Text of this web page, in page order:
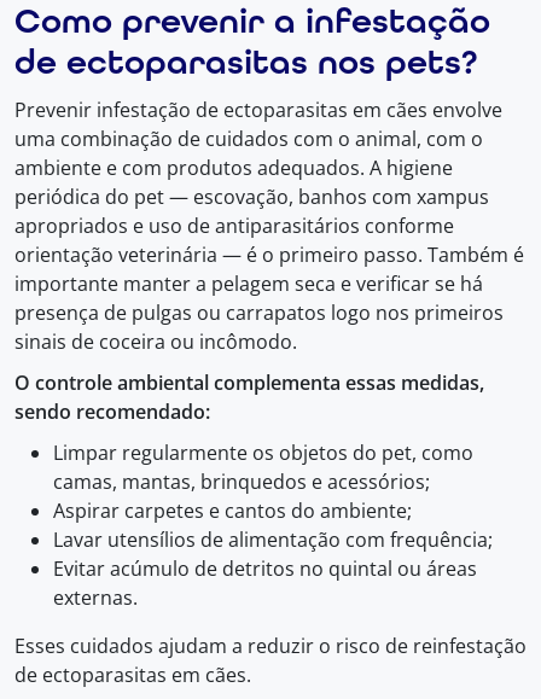
Como prevenir a infestação
de ectoparasitas nos pets?
Prevenir infestação de ectoparasitas em cães envolve
uma combinação de cuidados com o animal, com o
ambiente e com produtos adequados. A higiene
periódica do pet — escovação, banhos com xampus
apropriados e uso de antiparasitários conforme
orientação veterinária — é o primeiro passo. Também é
importante manter a pelagem seca e verificar se há
presença de pulgas ou carrapatos logo nos primeiros
sinais de coceira ou incômodo.
O controle ambiental complementa essas medidas,
sendo recomendado:
Limpar regularmente os objetos do pet, como
camas, mantas, brinquedos e acessórios;
Aspirar carpetes e cantos do ambiente;
Lavar utensílios de alimentação com frequência;
Evitar acúmulo de detritos no quintal ou áreas
externas.
Esses cuidados ajudam a reduzir o risco de reinfestação
de ectoparasitas em cães.